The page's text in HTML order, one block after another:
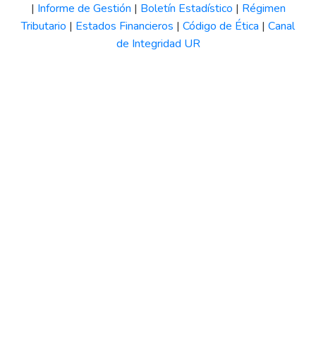
| Informe de Gestión | Boletín Estadístico | Régimen
Tributario | Estados Financieros | Código de Ética | Canal
de Integridad UR